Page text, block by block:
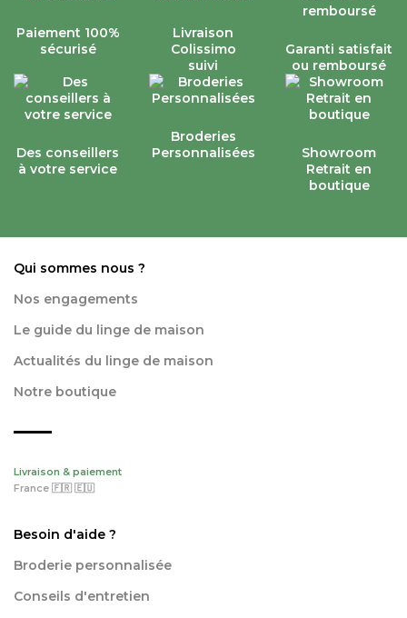
Paiement 100%
sécurisé
Livraison
Colissimo
suivi
Garanti satisfait
ou remboursé
Des conseillers
à votre service
Broderies
Personnalisées
Showroom
Retrait en
boutique
Qui sommes nous ?
Nos engagements
Le guide du linge de maison
Actualités du linge de maison
Notre boutique
Livraison & paiement
France 🇫🇷 🇪🇺
Besoin d'aide ?
Broderie personnalisée
Conseils d'entretien